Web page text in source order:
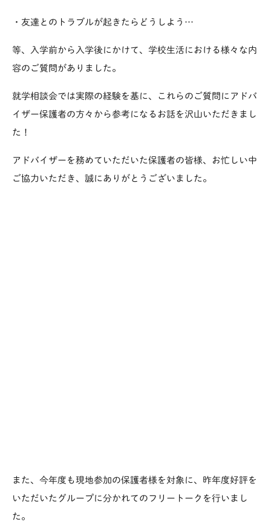
・友達とのトラブルが起きたらどうしよう…
等、入学前から入学後にかけて、学校生活における様々な内
容のご質問がありました。
就学相談会では実際の経験を基に、これらのご質問にアドバ
イザー保護者の方々から参考になるお話を沢山いただきまし
た！
アドバイザーを務めていただいた保護者の皆様、お忙しい中
ご協力いただき、誠にありがとうございました。
また、今年度も現地参加の保護者様を対象に、昨年度好評を
いただいたグループに分かれてのフリートークを行いまし
た。